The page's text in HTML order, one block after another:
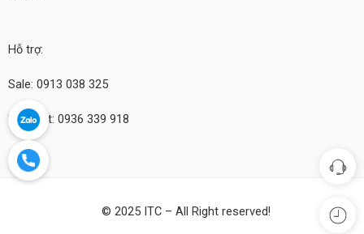
Hỗ trợ:
Sale: 0913 038 325
Kỹ thuật: 0936 339 918
© 2025 ITC – All Right reserved!